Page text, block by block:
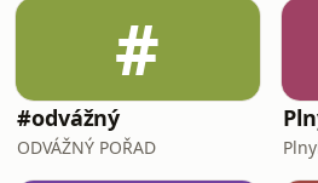
#
#odvážný
ODVÁŽNÝ POŘAD